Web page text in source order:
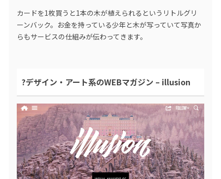
カードを1枚買うと1本の木が植えられるというリトルグリ
ーンバック。お金を持っている少年と木が写っていて写真か
らもサービスの仕組みが伝わってきます。
?デザイン・アート系のWEBマガジン – illusion